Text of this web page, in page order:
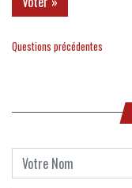
Questions précédentes